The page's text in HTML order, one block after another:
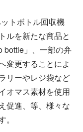
トボトル回収機
ルを新たな商品と
bottle」、一部の弁
変更することによ
リーやレジ袋など
オマス素材を使用
促進、等、様々な